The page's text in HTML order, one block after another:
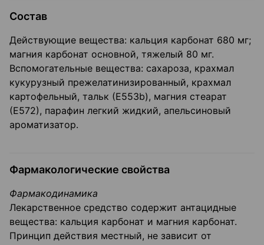
Состав
Действующие вещества: кальция карбонат 680 мг;
магния карбонат основной, тяжелый 80 мг.
Вспомогательные вещества: сахароза, крахмал
кукурузный прежелатинизированный, крахмал
картофельный, тальк (Е553b), магния стеарат
(Е572), парафин легкий жидкий, апельсиновый
ароматизатор.
Фармакологические свойства
Фармакодинамика
Лекарственное средство содержит антацидные
вещества: кальция карбонат и магния карбонат.
Принцип действия местный, не зависит от